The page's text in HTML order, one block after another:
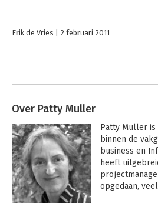
Erik de Vries 2 februari 2011
Over Patty Muller
Patty Muller is
binnen de
business en
heeft
opgedaan,